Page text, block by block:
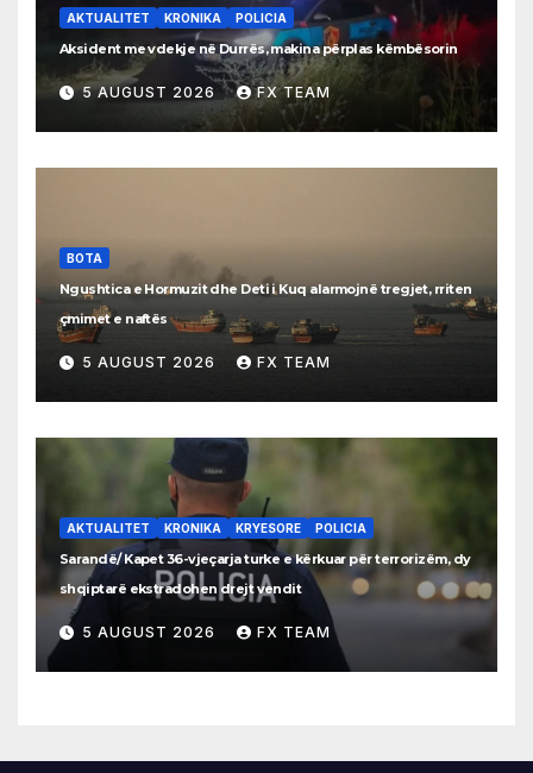
AKTUALITET KRONIKA POLICIA
Aksident me vdekje në Durrës, makina përplas këmbësorin
5 AUGUST 2026 FX TEAM
BOTA
Ngushtica e Hormuzit dhe Deti i Kuq alarmojnë tregjet, rriten
çmimet e naftës
5 AUGUST 2026 FX TEAM
AKTUALITET KRONIKA KRYESORE POLICIA
Sarandë/ Kapet 36-vjeçarja turke e kërkuar për terrorizëm, dy
shqiptarë ekstradohen drejt vendit
5 AUGUST 2026 FX TEAM